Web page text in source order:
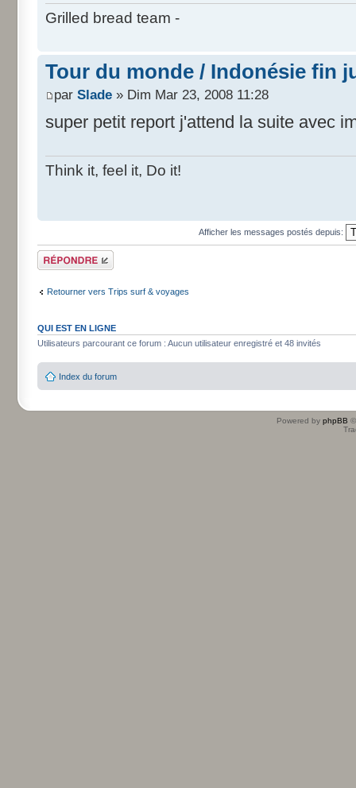
Grilled bread team -
Tour du monde / Indonésie fin
par Slade » Dim Mar 23, 2008 11:28
super petit report j'attend la suite avec
Think it, feel it, Do it!
Afficher les messages postés depuis:
Répondre
Retourner vers Trips surf & voyages
QUI EST EN LIGNE
Utilisateurs parcourant ce forum : Aucun utilisateur enregistré et 48 invités
Index du forum
Powered by phpBB